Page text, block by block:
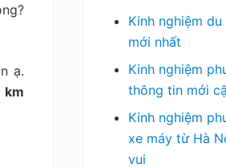
ạ.
km
Kinh nghiệm
mới nhất
Kinh nghiệm
thông tin mới
Kinh nghiệm
xe máy từ Hà
vui